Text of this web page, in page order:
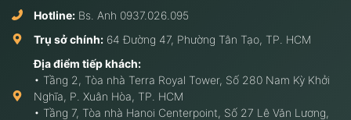
Hotline: Bs. Anh 0937.026.095
Trụ sở chính: 64 Đường 47, Phường Tân Tạo, TP. HCM
Địa điểm tiếp khách:
• Tầng 2, Tòa nhà Terra Royal Tower, Số 280 Nam Kỳ Khởi
Nghĩa, P. Xuân Hòa, TP. HCM
• Tầng 7, Tòa nhà Hanoi Centerpoint, Số 27 Lê Văn Lương,